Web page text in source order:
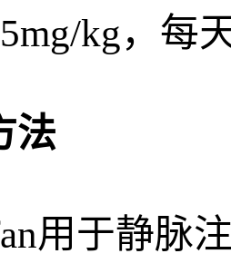
kg，每
法
用于静脉